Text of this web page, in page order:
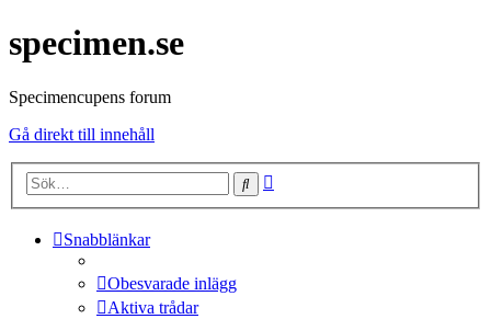
specimen.se
Specimencupens forum
Gå direkt till innehåll
Sök
Snabblänkar
Obesvarade inlägg
Aktiva trådar